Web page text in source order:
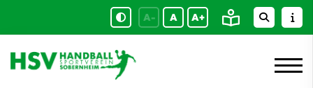
A- A A+